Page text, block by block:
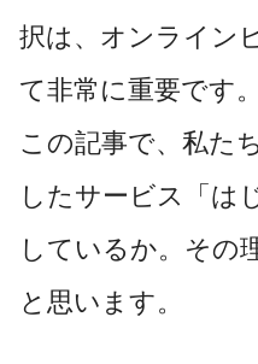
択は、オンライン
て非常に重要です。
この記事で、 私た
したサービス「 は
しているか。その
と思います。